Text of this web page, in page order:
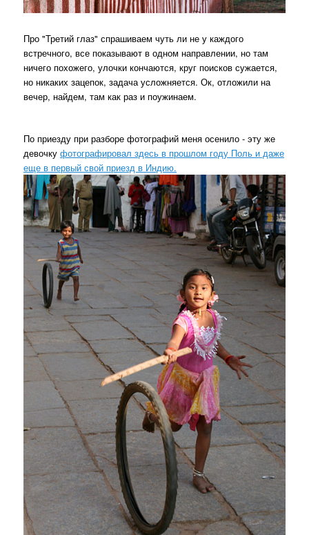
Про "Третий глаз" спрашиваем чуть ли не у каждого
встречного, все показывают в одном направлении, но там
ничего похожего, улочки кончаются, круг поисков сужается,
но никаких зацепок, задача усложняется. Ок, отложили на
вечер, найдем, там как раз и поужинаем.
По приезду при разборе фотографий меня осенило - эту же
девочкуфотографировал здесь в прошлом году Поль и даже
еще в первый свой приезд в Индию.